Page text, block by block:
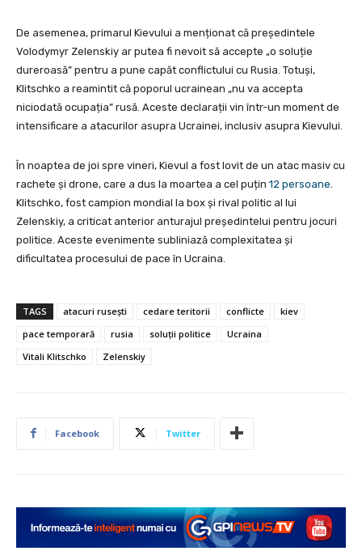
De asemenea, primarul Kievului a menționat că președintele
Volodymyr Zelenskiy ar putea fi nevoit să accepte „o soluție
dureroasă” pentru a pune capăt conflictului cu Rusia. Totuși,
Klitschko a reamintit că poporul ucrainean „nu va accepta
niciodată ocupația” rusă. Aceste declarații vin într-un moment de
intensificare a atacurilor asupra Ucrainei, inclusiv asupra Kievului.
În noaptea de joi spre vineri, Kievul a fost lovit de un atac masiv cu
rachete și drone, care a dus la moartea a cel puțin 12 persoane
Klitschko, fost campion mondial la box și rival politic al lui
Zelenskiy, a criticat anterior anturajul președintelui pentru jocuri
politice. Aceste evenimente subliniază complexitatea și
dificultatea procesului de pace în Ucraina.
TAGS atacuri rusești cedare teritorii conflicte
kiev
pace temporară
rusia soluții politice
Ucraina
Vitali Klitschko
Zelenskiy
Facebook Twitter